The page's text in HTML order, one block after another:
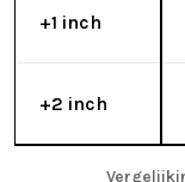
+1 inch
+2 inch